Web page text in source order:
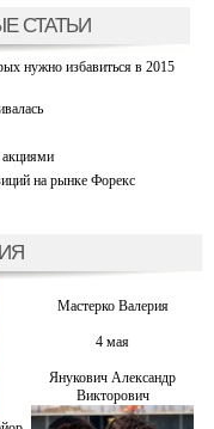
СТАТЬИ
нужно избавиться в 2015
на рынке Форекс
Мастерко Валерия
4 мая
Янукович Александр
Викторович